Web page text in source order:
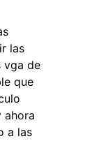
las
vga de
que
ahora
a las